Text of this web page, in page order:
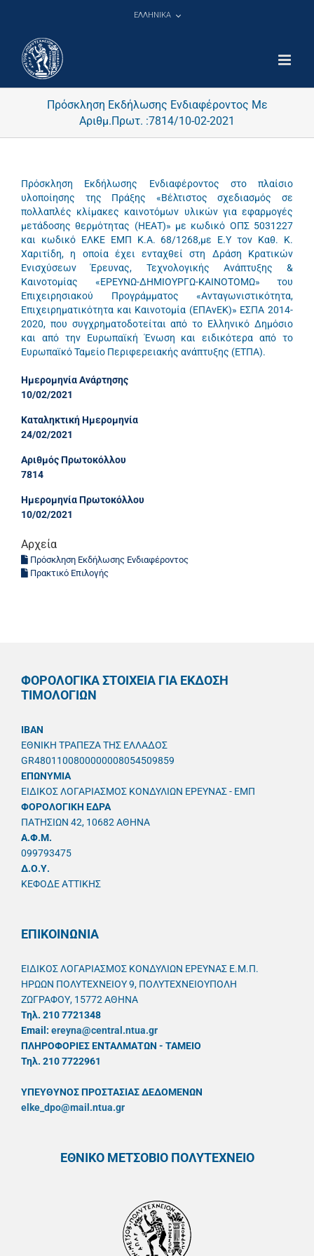
ΕΛΛΗΝΙΚΑ
Πρόσκληση Εκδήλωσης Ενδιαφέροντος Με
Αριθμ.Πρωτ. :7814/10-02-2021
Πρόσκληση Εκδήλωσης Ενδιαφέροντος στο πλαίσιο
υλοποίησης της Πράξης «Βέλτιστος σχεδιασμός σε
πολλαπλές κλίμακες καινοτόμων υλικών για εφαρμογές
μετάδοσης θερμότητας (ΗΕΑΤ)» με κωδικό ΟΠΣ 5031227
και κωδικό ΕΛΚΕ ΕΜΠ Κ.Α. 68/1268,με Ε.Υ τον Καθ. Κ.
Χαριτίδη, η οποία έχει ενταχθεί στη Δράση Κρατικών
Ενισχύσεων Έρευνας, Τεχνολογικής Ανάπτυξης &
Καινοτομίας «ΕΡΕΥΝΩ-ΔΗΜΙΟΥΡΓΩ-ΚΑΙΝΟΤΟΜΩ» του
Επιχειρησιακού Προγράμματος «Ανταγωνιστικότητα,
Επιχειρηματικότητα και Καινοτομία (ΕΠΑνΕΚ)» ΕΣΠΑ 2014-
2020, που συγχρηματοδοτείται από το Ελληνικό Δημόσιο
και από την Ευρωπαϊκή Ένωση και ειδικότερα από το
Ευρωπαϊκό Ταμείο Περιφερειακής ανάπτυξης (ΕΤΠΑ).
Ημερομηνία Ανάρτησης
10/02/2021
Καταληκτική Ημερομηνία
24/02/2021
Αριθμός Πρωτοκόλλου
7814
Ημερομηνία Πρωτοκόλλου
10/02/2021
Αρχεία
Πρόσκληση Εκδήλωσης Ενδιαφέροντος
Πρακτικό Επιλογής
ΦΟΡΟΛΟΓΙΚΑ ΣΤΟΙΧΕΙΑ ΓΙΑ ΕΚΔΟΣΗ
ΤΙΜΟΛΟΓΙΩΝ
IBAN
ΕΘΝΙΚΗ ΤΡΑΠΕΖΑ ΤΗΣ ΕΛΛΑΔΟΣ
GR4801100800000008054509859
ΕΠΩΝΥΜΙΑ
ΕΙΔΙΚΟΣ ΛΟΓΑΡΙΑΣΜΟΣ ΚΟΝΔΥΛΙΩΝ ΕΡΕΥΝΑΣ - ΕΜΠ
ΦΟΡΟΛΟΓΙΚΗ ΕΔΡΑ
ΠΑΤΗΣΙΩΝ 42, 10682 ΑΘΗΝΑ
A.Φ.Μ.
099793475
Δ.Ο.Υ.
ΚΕΦΟΔΕ ΑΤΤΙΚΗΣ
ΕΠΙΚΟΙΝΩΝΙΑ
ΕΙΔΙΚΟΣ ΛΟΓΑΡΙΑΣΜΟΣ ΚΟΝΔΥΛΙΩΝ ΕΡΕΥΝΑΣ Ε.Μ.Π.
ΗΡΩΩΝ ΠΟΛΥΤΕΧΝΕΙΟΥ 9, ΠΟΛΥΤΕΧΝΕΙΟΥΠΟΛΗ
ΖΩΓΡΑΦΟΥ, 15772 ΑΘΗΝΑ
Τηλ. 210 7721348
Email: ereyna@central.ntua.gr
ΠΛΗΡΟΦΟΡΙΕΣ ΕΝΤΑΛΜΑΤΩΝ - ΤΑΜΕΙΟ
Τηλ. 210 7722961
ΥΠΕΥΘYΝΟΣ ΠΡΟΣΤΑΣΙΑΣ ΔΕΔΟΜΕΝΩΝ
elke_dpo@mail.ntua.gr
ΕΘΝΙΚΟ ΜΕΤΣΟΒΙΟ ΠΟΛΥΤΕΧΝΕΙΟ